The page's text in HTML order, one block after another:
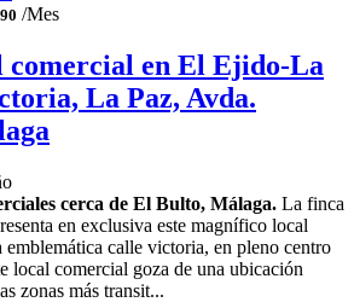
/Mes
en El Ejido-La
La Paz, Avda.
cerca de El Bulto, Málaga. La finca
en exclusiva este magnífico local
calle victoria, en pleno centro
local comercial goza de una ubicación
zonas más transit...